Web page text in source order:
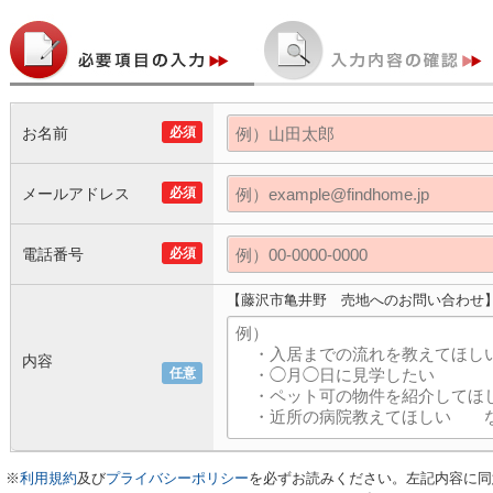
必須
お名前
必須
メールアドレス
必須
電話番号
任意
内容
【藤沢市亀井野 売地へのお問い合わせ
※利用規約及びプライバシーポリシーを必ずお読みください。左記内容に